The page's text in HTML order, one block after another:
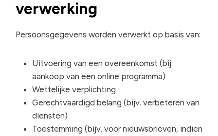
verwerking
Persoonsgegevens worden verwerkt op basis van:
Uitvoering van een overeenkomst (bij
aankoop van een online programma)
Wettelijke verplichting
Gerechtvaardigd belang (bijv. verbeteren van
diensten)
Toestemming (bijv. voor nieuwsbrieven, indien